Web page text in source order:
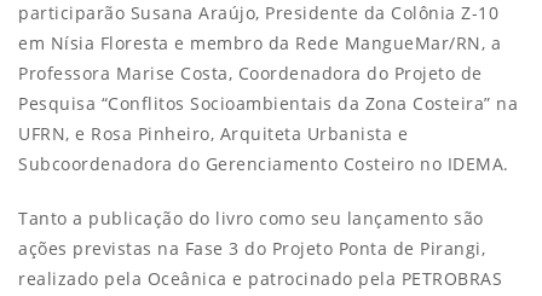
participarão Susana Araújo, Presidente da Colônia Z-10
em Nísia Floresta e membro da Rede MangueMar/RN, a
Professora Marise Costa, Coordenadora do Projeto de
Pesquisa “Conflitos Socioambientais da Zona Costeira” na
UFRN, e Rosa Pinheiro, Arquiteta Urbanista e
Subcoordenadora do Gerenciamento Costeiro no IDEMA.
Tanto a publicação do livro como seu lançamento são
ações previstas na Fase 3 do Projeto Ponta de Pirangi,
realizado pela Oceânica e patrocinado pela PETROBRAS